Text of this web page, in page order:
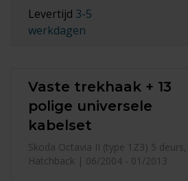
Levertijd 3-5
werkdagen
Vaste trekhaak + 13
polige universele
kabelset
Skoda Octavia II (type 1Z3) 5 deurs,
Hatchback | 06/2004 - 01/2013